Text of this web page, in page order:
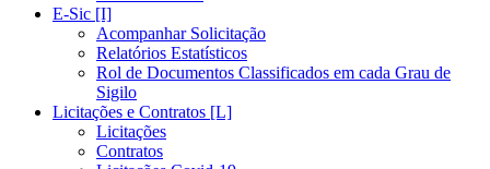
E-Sic [I]
Acompanhar Solicitação
Relatórios Estatísticos
Rol de Documentos Classificados em cada Grau de
Sigilo
Licitações e Contratos [L]
Licitações
Contratos